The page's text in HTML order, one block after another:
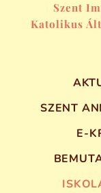
Szent
Katolikus
SZENT
E-